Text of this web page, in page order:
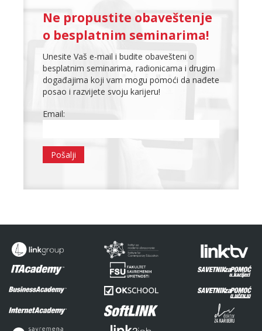
Ne propustite obaveštenje
o besplatnim seminarima!
Unesite Vaš e-mail i budite obavešteni o
besplatnim seminarima, radionicama i drugim
događajima koji vam mogu pomoći da nađete
posao i razvijete svoju karijeru!
Email: